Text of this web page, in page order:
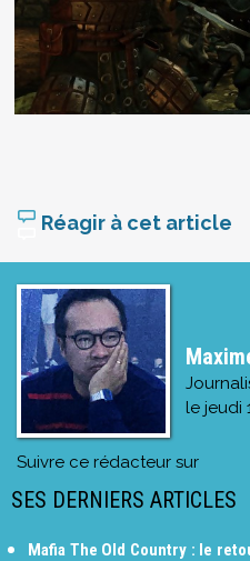
Réagir à cet article
le jeudi
Suivre ce rédacteur sur
SES DERNIERS ARTICLES
Mafia The Old Country : le